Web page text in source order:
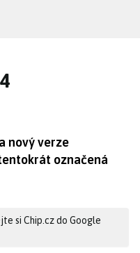
nový verze
označená
si Chip.cz do Google